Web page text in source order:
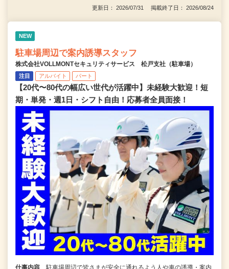
更新日： 2026/07/31 掲載終了日： 2026/08/24
NEW
駐車場周辺で案内誘導スタッフ
株式会社VOLLMONTセキュリティサービス 松戸支社（駐車場）
注目 アルバイト パート
【20代〜80代の幅広い世代が活躍中】未経験大歓迎！短
期・単発・週1日・シフト自由！応募者全員面接！